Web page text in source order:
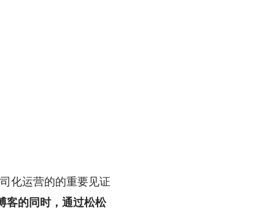
化运营的的重要见证
客的同时，通过松松